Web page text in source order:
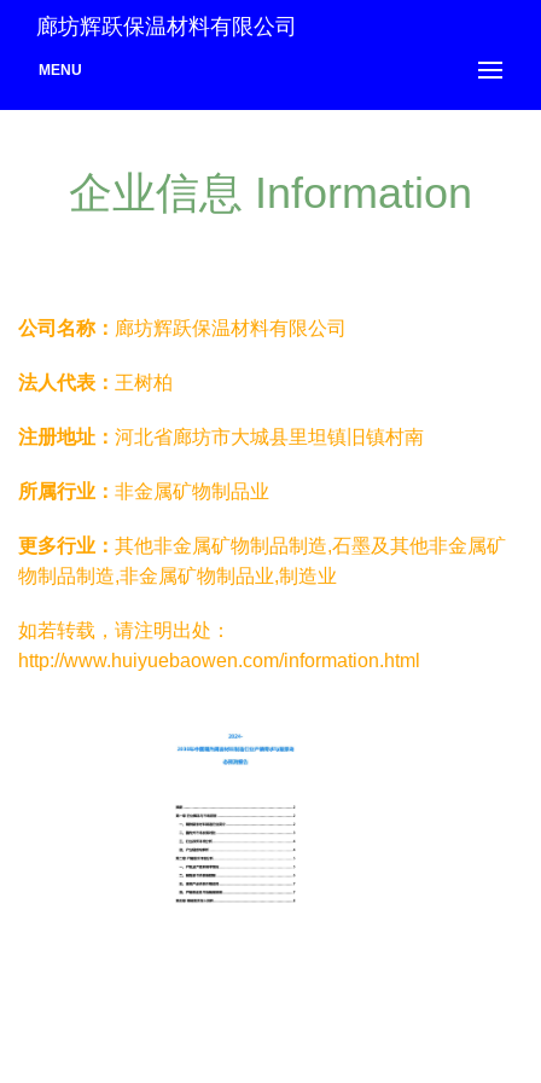
廊坊辉跃保温材料有限公司
MENU
企业信息 Information
公司名称： 廊坊辉跃保温材料有限公司
法人代表： 王树柏
注册地址： 河北省廊坊市大城县里坦镇旧镇村南
所属行业： 非金属矿物制品业
更多行业： 其他非金属矿物制品制造,石墨及其他非金属矿
物制品制造,非金属矿物制品业,制造业
如若转载，请注明出处：
http://www.huiyuebaowen.com/information.html